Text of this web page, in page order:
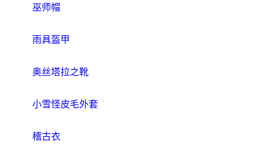
巫师帽
雨具盔甲
奥丝塔拉之靴
小雪怪皮毛外套
稽古衣